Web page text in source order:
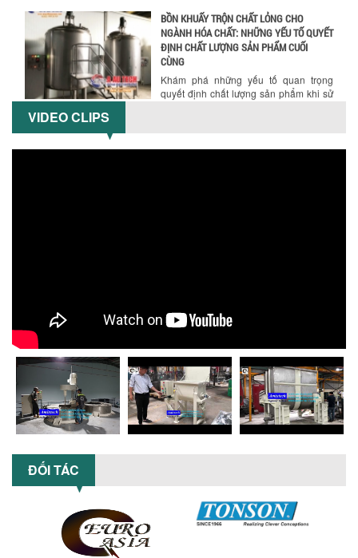
BỒN KHUẤY TRỘN CHẤT LỎNG CHO
NGÀNH HÓA CHẤT: NHỮNG YẾU TỐ QUYẾT
ĐỊNH CHẤT LƯỢNG SẢN PHẨM CUỐI
CÙNG
Khám phá những yếu tố quan trọng
quyết định chất lượng sản phẩm khi sử
ĐÚNG DỤNG CỤ KHUẤY SƠN CHO DÂY
GIÁ RẺ CHO NGÀNH HÓA CHẤT?
Máy nghiền dung môi giá rẻ có thực sự
phù hợp với ngành hóa chất? Bài viết
phân tích ưu, nhược điểm của máy...
5 LỢI ÍCH NỔI BẬT KHI SỬ DỤNG MÁY
VIDEO CLIPS
ĐỐI TÁC